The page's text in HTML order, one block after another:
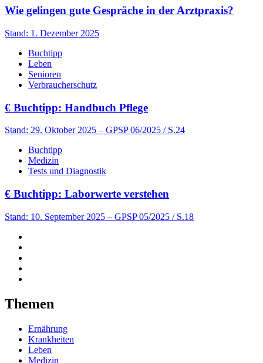
Wie gelingen gute Gespräche in der Arztpraxis?
Stand: 1. Dezember 2025
Buchtipp
Leben
Senioren
Verbraucherschutz
€ Buchtipp: Handbuch Pflege
Stand: 29. Oktober 2025 – GPSP 06/2025 / S.24
Buchtipp
Medizin
Tests und Diagnostik
€ Buchtipp: Laborwerte verstehen
Stand: 10. September 2025 – GPSP 05/2025 / S.18
Themen
Ernährung
Krankheiten
Leben
Medizin